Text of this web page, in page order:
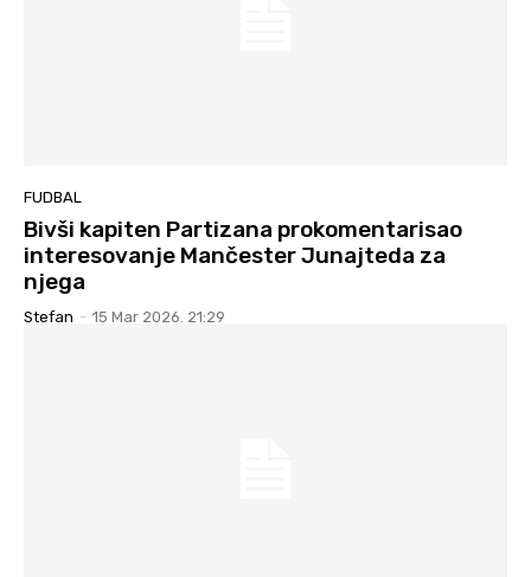
FUDBAL
Bivši kapiten Partizana prokomentarisao
interesovanje Mančester Junajteda za
njega
Stefan - 15 Mar 2026. 21:29